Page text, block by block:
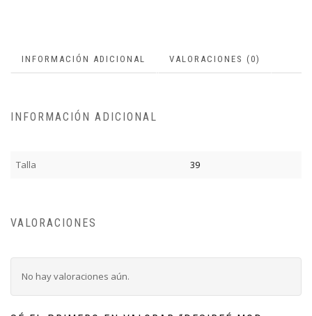
INFORMACIÓN ADICIONAL VALORACIONES (0)
INFORMACIÓN ADICIONAL
Talla 39
VALORACIONES
No hay valoraciones aún.